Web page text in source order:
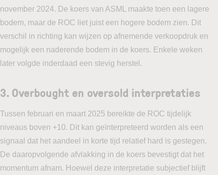
november 2024. De koers van ASML maakte toen een lagere
bodem, maar de ROC liet juist een hogere bodem zien. Dit
verschil in richting kan wijzen op afnemende verkoopdruk en
mogelijk een naderende bodem in de koers. Enkele weken
later volgde inderdaad een stevig herstel.
3. Overbought en oversold interpretaties
Tussen februari en maart 2025 bereikte de ROC tijdelijk
niveaus boven +10. Dit kan geïnterpreteerd worden als een
signaal dat het aandeel in korte tijd relatief hard is gestegen.
De daaropvolgende afvlakking in de koers bevestigt dat het
momentum afnam. Hoewel deze interpretatie subjectief blijft